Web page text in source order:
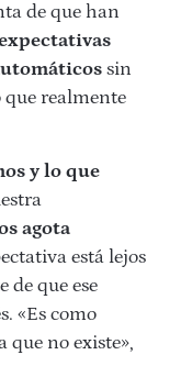
de que han
sin
que realmente
y lo que
agota
está lejos
de que ese
«Es como
que no existe»,